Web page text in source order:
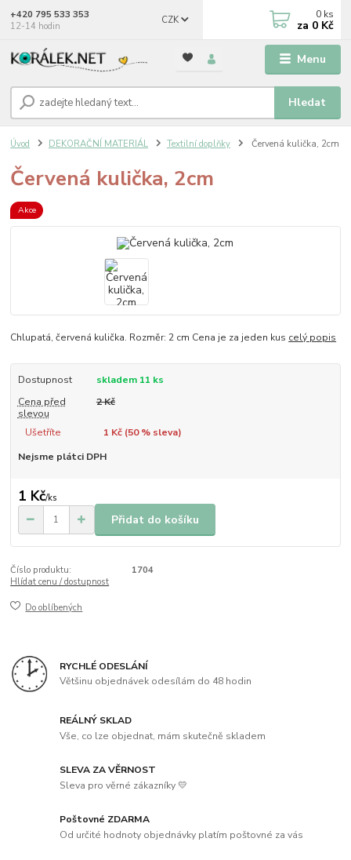
Menu
CZK
Hledat
+420 795 533 353
12-14 hodin
0 ks
za 0 Kč
Úvod DEKORAČNÍ MATERIÁL Textilní doplňky Červená kulička, 2cm
Červená kulička, 2cm
Akce
Chlupatá, červená kulička. Rozměr: 2 cm Cena je za jeden kus celý popis
Dostupnost
skladem 11 ks
Cena před
slevou
2 Kč
Ušetříte 1 Kč (50% sleva)
Nejsme plátci DPH
1 Kč/ks
Přidat do košíku
Číslo produktu:
1704
Hlídat cenu / dostupnost
Do oblíbených
RYCHLÉ ODESLÁNÍ
Většinu objednávek odesílám do 48 hodin
REÁLNÝ SKLAD
Vše, co lze objednat, mám skutečně skladem
SLEVA ZA VĚRNOST
Sleva pro věrné zákazníky 💛
Poštovné ZDARMA
Od určité hodnoty objednávky platím poštovné za vás